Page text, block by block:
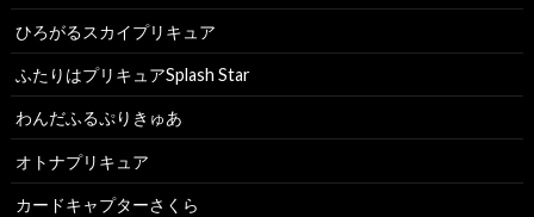
ひろがるスカイプリキュア
ふたりはプリキュアSplash Star
わんだふるぷりきゅあ
オトナプリキュア
カードキャプターさくら